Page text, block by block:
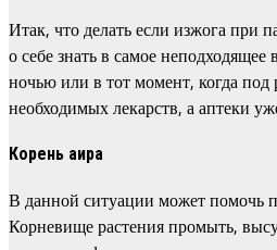
Итак, что делать если изжога при
о себе знать в самое
ночью или в тот момент, когда под
необходимых лекарств, а аптеки
Корень аира
В данной ситуации может помочь
Корневище растения промыть,